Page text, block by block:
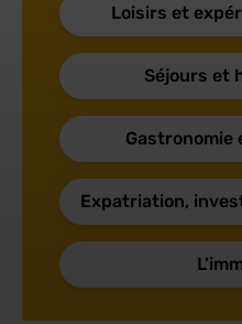
Loisirs et
Séjours et
Expatriation,